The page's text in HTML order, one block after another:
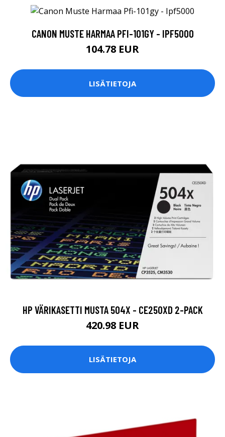
CANON MUSTE HARMAA PFI-101GY - IPF5000
104.78 EUR
LISÄTIETOJA
HP VÄRIKASETTI MUSTA 504X - CE250XD 2-PACK
420.98 EUR
LISÄTIETOJA